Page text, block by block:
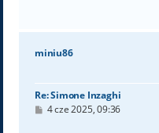
miniu86
Re: Simone Inzaghi
P4 cze 2025, 09:36